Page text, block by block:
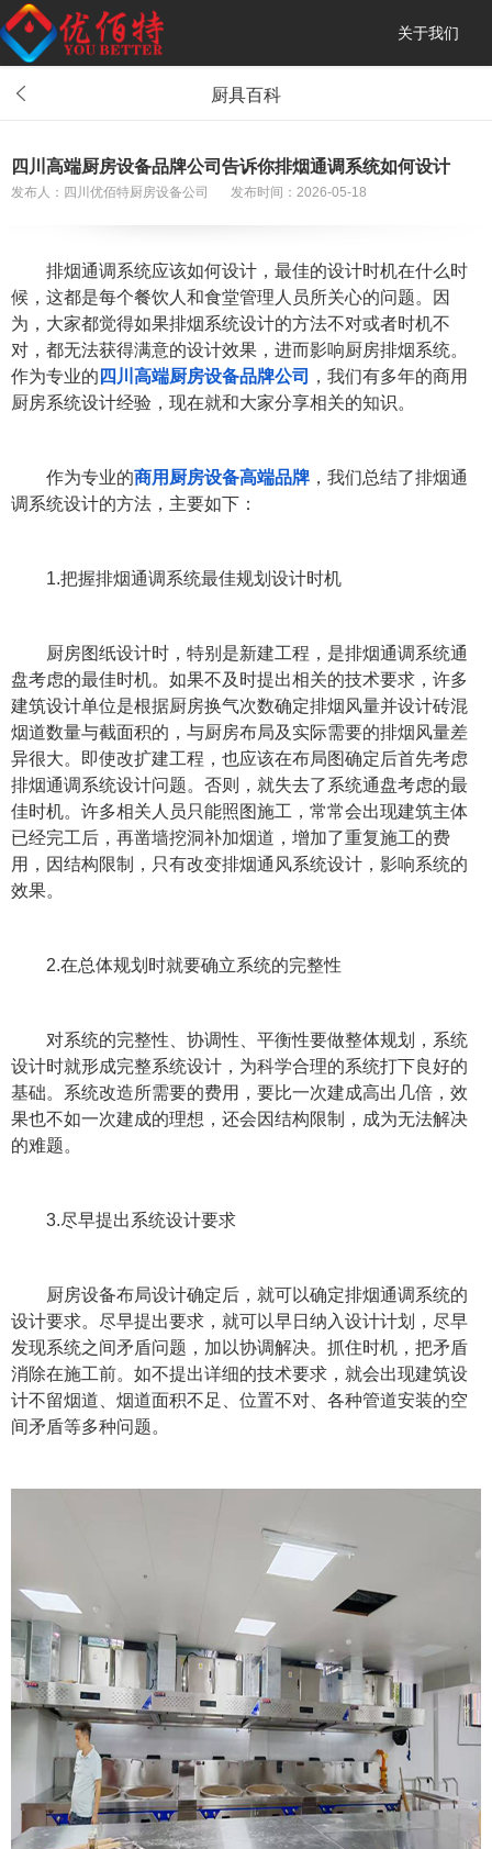
关于我们
厨具百科
四川高端厨房设备品牌公司告诉你排烟通调系统如何设计
发布人：四川优佰特厨房设备公司 发布时间：2026-05-18
排烟通调系统应该如何设计，最佳的设计时机在什么时
候，这都是每个餐饮人和食堂管理人员所关心的问题。因
为，大家都觉得如果排烟系统设计的方法不对或者时机不
对，都无法获得满意的设计效果，进而影响厨房排烟系统。
作为专业的 四川高端厨房设备品牌公司
，我们有多年的商用
厨房系统设计经验，现在就和大家分享相关的知识。
作为专业的商用厨房设备高端品牌 ，我们总结了排烟通
调系统设计的方法，主要如下：
1.把握排烟通调系统最佳规划设计时机
厨房图纸设计时，特别是新建工程，是排烟通调系统通
盘考虑的最佳时机。如果不及时提出相关的技术要求，许多
建筑设计单位是根据厨房换气次数确定排烟风量并设计砖混
烟道数量与截面积的，与厨房布局及实际需要的排烟风量差
异很大。即使改扩建工程，也应该在布局图确定后首先考虑
排烟通调系统设计问题。否则，就失去了系统通盘考虑的最
佳时机。许多相关人员只能照图施工，常常会出现建筑主体
已经完工后，再凿墙挖洞补加烟道，增加了重复施工的费
用，因结构限制，只有改变排烟通风系统设计，影响系统的
效果。
2.在总体规划时就要确立系统的完整性
对系统的完整性、协调性、平衡性要做整体规划，系统
设计时就形成完整系统设计，为科学合理的系统打下良好的
基础。系统改造所需要的费用，要比一次建成高出几倍，效
果也不如一次建成的理想，还会因结构限制，成为无法解决
的难题。
3.尽早提出系统设计要求
厨房设备布局设计确定后，就可以确定排烟通调系统的
设计要求。尽早提出要求，就可以早日纳入设计计划，尽早
发现系统之间矛盾问题，加以协调解决。抓住时机，把矛盾
消除在施工前。如不提出详细的技术要求，就会出现建筑设
计不留烟道、烟道面积不足、位置不对、各种管道安装的空
间矛盾等多种问题。